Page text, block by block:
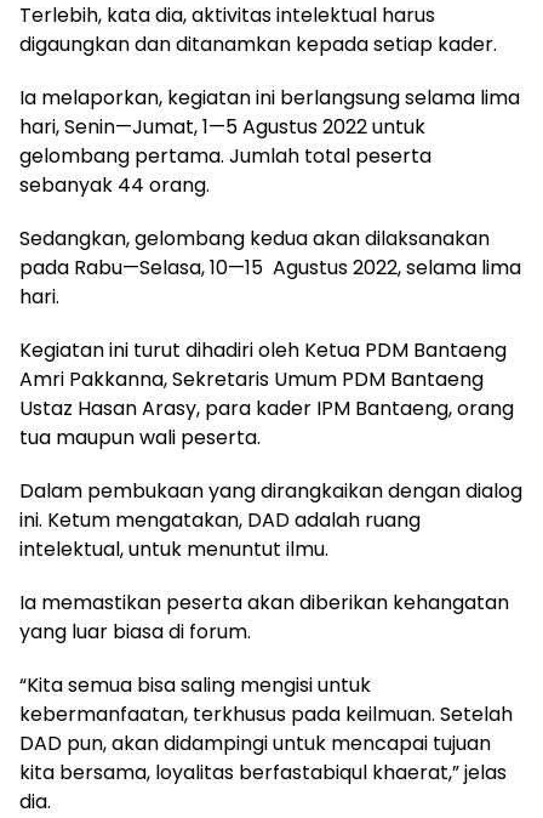
Terlebih, kata dia, aktivitas intelektual harus
digaungkan dan ditanamkan kepada setiap kader.
Ia melaporkan, kegiatan ini berlangsung selama lima
hari, Senin—Jumat, 1—5 Agustus 2022 untuk
gelombang pertama. Jumlah total peserta
sebanyak 44 orang.
Sedangkan, gelombang kedua akan dilaksanakan
pada Rabu—Selasa, 10—15 Agustus 2022, selama lima
hari.
Kegiatan ini turut dihadiri oleh Ketua PDM Bantaeng
Amri Pakkanna, Sekretaris Umum PDM Bantaeng
Ustaz Hasan Arasy, para kader IPM Bantaeng, orang
tua maupun wali peserta.
Dalam pembukaan yang dirangkaikan dengan dialog
ini. Ketum mengatakan, DAD adalah ruang
intelektual, untuk menuntut ilmu.
Ia memastikan peserta akan diberikan kehangatan
yang luar biasa di forum.
“Kita semua bisa saling mengisi untuk
kebermanfaatan, terkhusus pada keilmuan. Setelah
DAD pun, akan didampingi untuk mencapai tujuan
kita bersama, loyalitas berfastabiqul khaerat,” jelas
dia.